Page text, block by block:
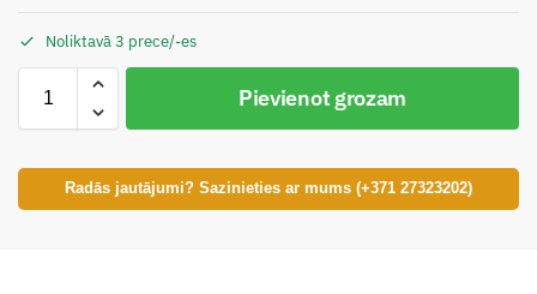
Noliktavā 3 prece/-es
Pievienot grozam
Radās jautājumi? Sazinieties ar mums (+371 27323202)